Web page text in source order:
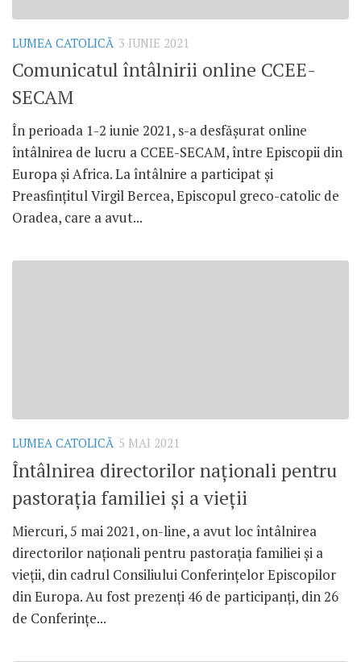
LUMEA CATOLICĂ 3 IUNIE 2021
Comunicatul întâlnirii online CCEE-
SECAM
În perioada 1-2 iunie 2021, s-a desfășurat online
întâlnirea de lucru a CCEE-SECAM, între Episcopii din
Europa și Africa. La întâlnire a participat și
Preasfințitul Virgil Bercea, Episcopul greco-catolic de
Oradea, care a avut...
LUMEA CATOLICĂ 5 MAI 2021
Întâlnirea directorilor naționali pentru
pastorația familiei și a vieții
Miercuri, 5 mai 2021, on-line, a avut loc întâlnirea
directorilor naționali pentru pastorația familiei și a
vieții, din cadrul Consiliului Conferințelor Episcopilor
din Europa. Au fost prezenți 46 de participanți, din 26
de Conferințe...